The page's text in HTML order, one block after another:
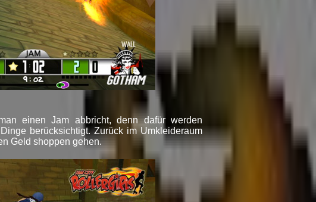
einen Jam abbricht, denn dafür werden
berücksichtigt. Zurück im Umkleideraum
Geld shoppen gehen.